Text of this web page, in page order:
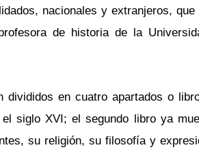
nacionales y extranjeros,
de historia de la
divididos en cuatro apartados o
siglo XVI; el segundo libro ya
su religión, su filosofía y